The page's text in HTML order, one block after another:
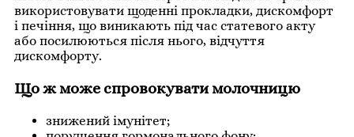
використовувати щоденні прокладки, дискомфорт
і печіння, що виникають під час статевого акту
або посилюються після нього, відчуття
дискомфорту.
Що ж може спровокувати молочницю
знижений імунітет;